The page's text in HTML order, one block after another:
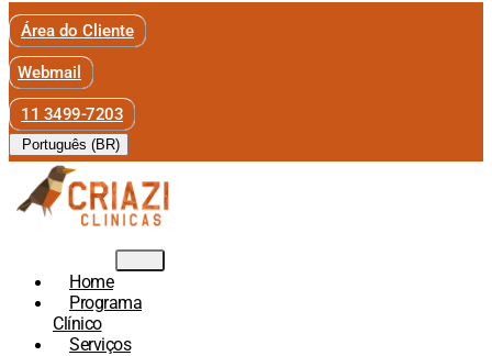
Área do Cliente
Webmail
11 3499-7203
Português (BR)
Home
Programa
Clínico
Serviços